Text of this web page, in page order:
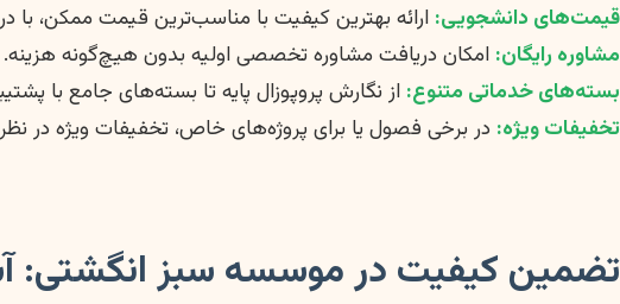
قیمت‌های دانشجویی: ارائه بهترین کیفیت با مناسب‌ترین قیمت ممکن، با
مشاوره رایگان: امکان دریافت مشاوره تخصصی اولیه بدون هیچ‌گونه هزینه.
بسته‌های خدماتی متنوع: از نگارش پروپوزال پایه تا بسته‌های جامع با
تخفیفات ویژه: در برخی فصول یا برای پروژه‌های خاص، تخفیفات ویژه در
تضمین کیفیت در موسسه سبز انگشتی: